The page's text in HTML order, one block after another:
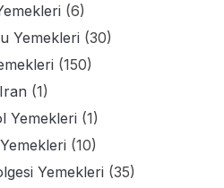
(6)
Yemekleri (30)
(150)
Iran (1)
Yemekleri (1)
(10)
Yemekleri (35)